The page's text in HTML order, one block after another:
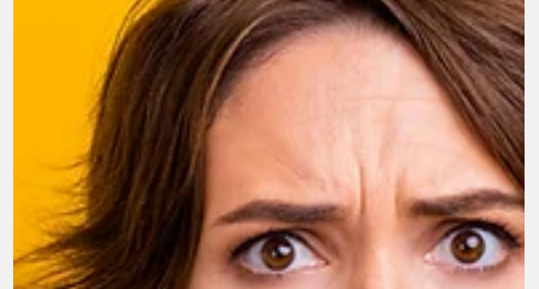
4 avr. 2025 3 min de lecture
Connaître la vérité
Cet article explore les raisons pour lesquelles nous fuyons